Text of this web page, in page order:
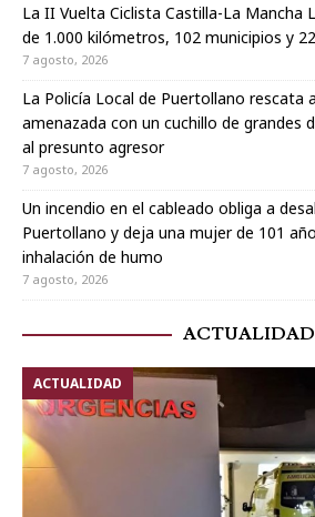
La II Vuelta Ciclista Castilla-La Mancha
de 1.000 kilómetros, 102 municipios y
7 agosto, 2026
La Policía Local de Puertollano rescata
amenazada con un cuchillo de grandes
al presunto agresor
7 agosto, 2026
Un incendio en el cableado obliga a
Puertollano y deja una mujer de 101
inhalación de humo
7 agosto, 2026
ACTUALIDAD
ACTUALIDAD